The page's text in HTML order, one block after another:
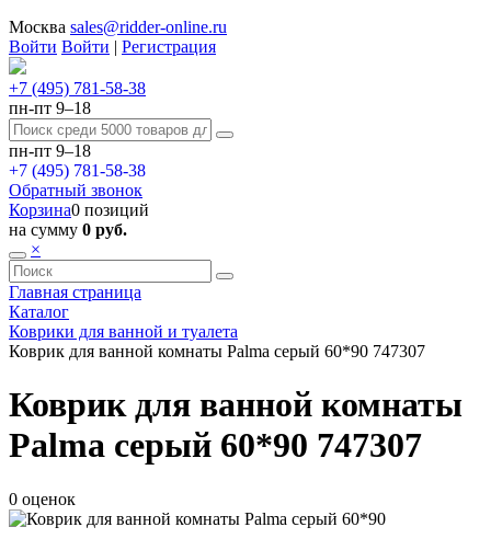
Москва sales@ridder-online.ru
Войти Войти | Регистрация
+7 (495) 781-58-38
пн-пт 9–18
пн-пт 9–18
+7 (495) 781-58-38
Обратный звонок
Корзина0 позиций
на сумму 0 руб.
×
Главная страница
Каталог
Коврики для ванной и туалета
Коврик для ванной комнаты Palma серый 60*90 747307
Коврик для ванной комнаты
Palma серый 60*90 747307
0 оценок